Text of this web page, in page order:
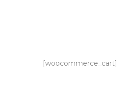
[woocommerce_cart]